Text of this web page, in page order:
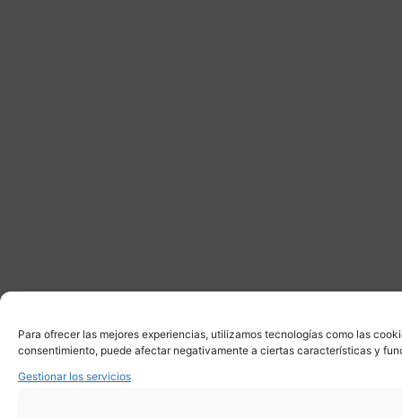
Para ofrecer las mejores experiencias, utilizamos tecnologías como las
consentimiento, puede afectar negativamente a ciertas características y
Gestionar los servicios